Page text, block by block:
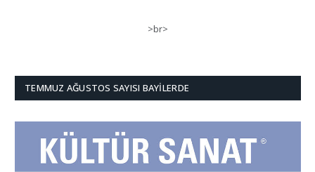
>br>
TEMMUZ AĞUSTOS SAYISI BAYILERDE